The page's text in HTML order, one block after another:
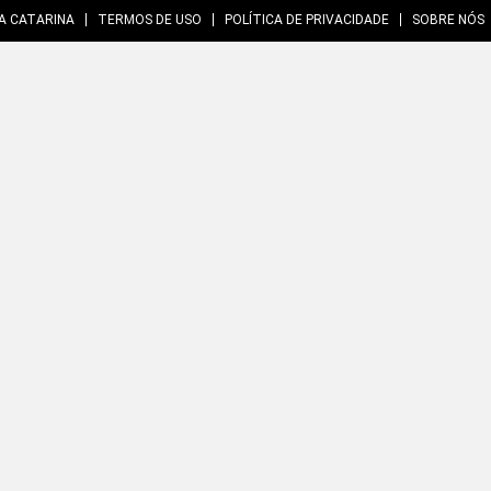
CATARINA TERMOS DE USO POLÍTICA DE PRIVACIDADE SOBRE NÓS